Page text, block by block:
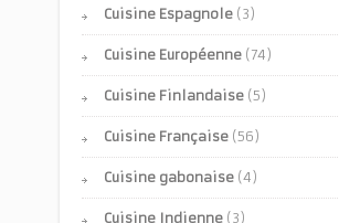
Cuisine Espagnole (3)
Cuisine Européenne (74)
Cuisine Finlandaise (5)
Cuisine Française (56)
Cuisine gabonaise (4)
Cuisine Indienne (3)